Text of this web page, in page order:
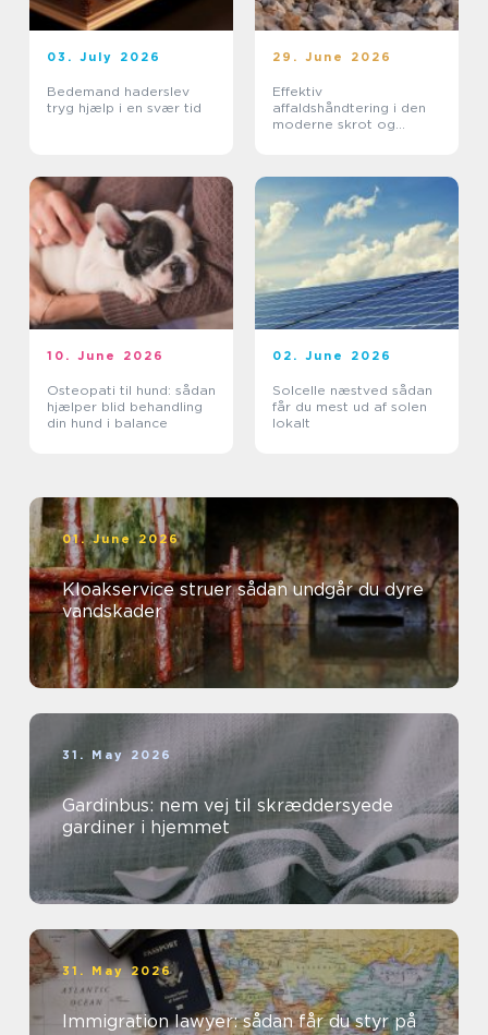
03. July 2026
Bedemand haderslev
tryg hjælp i en svær tid
29. June 2026
Effektiv
affaldshåndtering i den
moderne skrot og
10. June 2026
Osteopati til hund: sådan
hjælper blid behandling
din hund i balance
02. June 2026
Solcelle næstved sådan
får du mest ud af solen
lokalt
01. June 2026
Kloakservice struer sådan undgår du dyre
vandskader
31. May 2026
Gardinbus: nem vej til skræddersyede
gardiner i hjemmet
31. May 2026
Immigration lawyer: sådan får du styr på